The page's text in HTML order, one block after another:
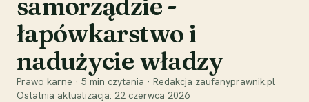
samorządzie -
łapówkarstwo i
nadużycie władzy
Prawo karne · 5 min czytania · Redakcja zaufanyprawnik.pl
Ostatnia aktualizacja: 22 czerwca 2026